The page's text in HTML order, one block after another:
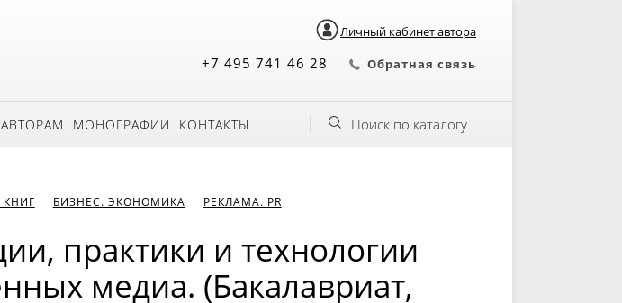
Личный кабинет автора
+7 495 741 46 28 Обратная связь
АВТОРАМ МОНОГРАФИИ КОНТАКТЫ Поиск по каталогу
КНИГ БИЗНЕС. ЭКОНОМИКА РЕКЛАМА. PR
практики и технологии
медиа. (Бакалавриат,